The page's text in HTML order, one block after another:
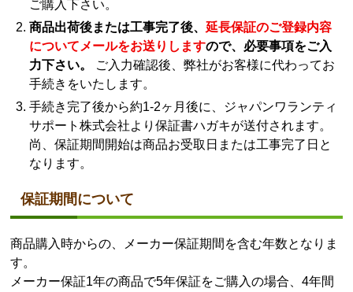
ご購入下さい。
商品出荷後または工事完了後、延長保証のご登録内容
についてメールをお送りしますので、必要事項をご入
力下さい。
ご入力確認後、弊社がお客様に代わってお
手続きをいたします。
手続き完了後から約1-2ヶ月後に、ジャパンワランティ
サポート株式会社より保証書ハガキが送付されます。
尚、保証期間開始は商品お受取日または工事完了日と
なります。
保証期間について
商品購入時からの、メーカー保証期間を含む年数となりま
す。
メーカー保証1年の商品で5年保証をご購入の場合、4年間